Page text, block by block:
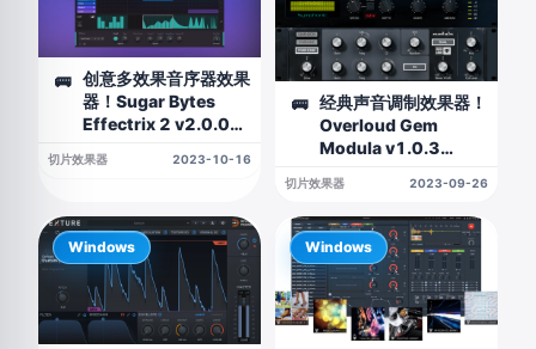
🚌
创意多效果音序器效果
器！Sugar Bytes
Effectrix 2 v2.0.0
码）
切片效果器 2023-10-16
🚌
经典声音调制效果器！
Overloud Gem
Modula v1.0.3
切片效果器 2023-09-26
Windows Windows